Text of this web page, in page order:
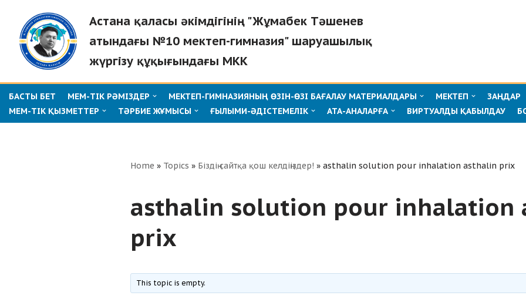
Skip
content
Астана қаласы әкімдігінің "Жұмабек Тәшенев
атындағы №10 мектеп-гимназия" шаруашылық
жүргізу құқығындағы МКК
БАСТЫ БЕТ МЕМ-ТІК РӘМІЗДЕР МЕКТЕП-ГИМНАЗИЯНЫҢ ӨЗІН-ӨЗІ БАҒАЛАУ МАТЕРИАЛДАРЫ МЕКТЕП ЗАҢДАР
МЕМ-ТІК ҚЫЗМЕТТЕР
ТӘРБИЕ ЖҰМЫСЫ ҒЫЛЫМИ-ӘДІСТЕМЕЛІК АТА-АНАЛАРҒА ВИРТУАЛДЫ ҚАБЫЛДАУ
Home » Topics » Біздің сайтқа қош келдіңіздер! » asthalin solution pour inhalation asthalin prix
asthalin solution pour inhalation
prix
This topic is empty.